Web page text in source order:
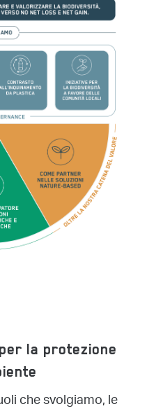
la protezione
che svolgiamo, le